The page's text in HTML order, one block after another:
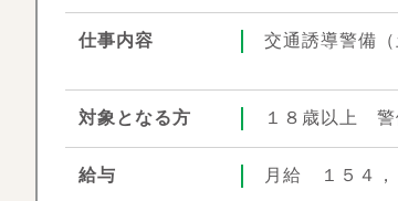
仕事内容 交通誘導警備
対象となる方 １８歳以上 警
給与 月給 １５４